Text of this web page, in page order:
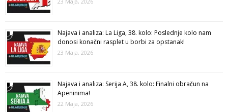
Najava i analiza: La Liga, 38. kolo: Poslednje kolo nam
donosi konačni rasplet u borbi za opstanak!
23 Maja, 2026
Najava i analiza: Serija A, 38. kolo: Finalni obračun na
Apeninima!
22 Maja, 2026